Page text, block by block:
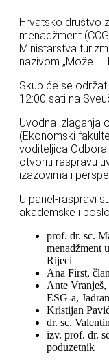
Hrvatsko društvo
menadžment
Ministarstva
nazivom „Može li
Skup će se
12:00 sati na
Uvodna izlaganja
(Ekonomski
voditeljica Odbora
otvoriti raspravu
izazovima i
U panel-raspravi
akademske i
prof. dr. sc.
menadžment
Rijeci
Ana First,
Ante
ESG-a,
Kristijan
dr. sc.
izv. prof. dr.
poduzetnik